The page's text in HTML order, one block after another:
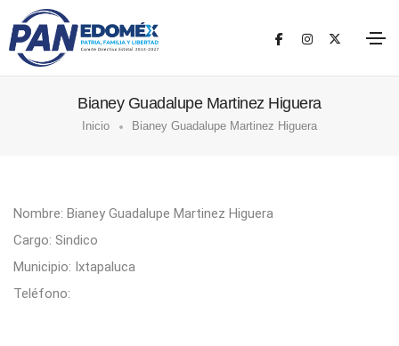
Bianey Guadalupe Martinez Higuera
Inicio Bianey Guadalupe Martinez Higuera
Nombre: Bianey Guadalupe Martinez Higuera
Cargo: Sindico
Municipio: Ixtapaluca
Teléfono: